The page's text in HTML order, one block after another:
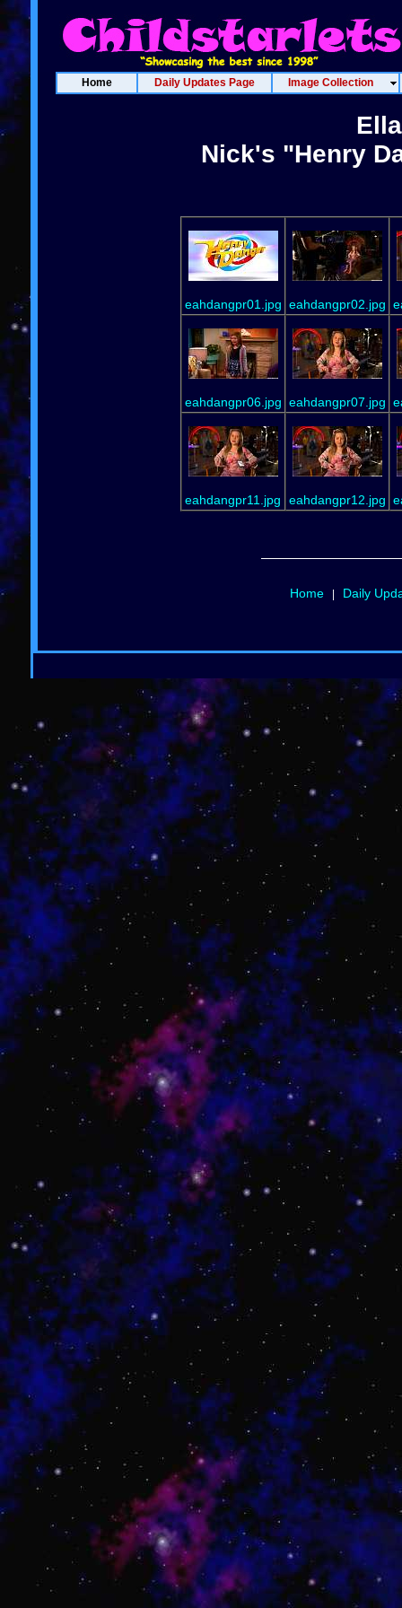
Home Daily Updates Page Image Collection
Nick's "Henry
eahdangpr01.jpg eahdangpr02.jpg
eahdangpr06.jpg eahdangpr07.jpg
eahdangpr11.jpg eahdangpr12.jpg
Home Daily